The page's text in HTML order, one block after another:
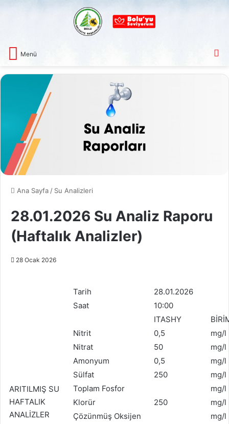
Menü
Ana Sayfa / Su Analizleri
28.01.2026 Su Analiz Raporu
(Haftalık Analizler)
28 Ocak 2026
ARITILMIŞ SU
HAFTALIK
ANALİZLER
Tarih
28.01.2026
Saat
10:00
ITASHY
Nitrit
0,5
mg/l
Nitrat
50
mg/l
Amonyum
0,5
mg/l
Sülfat
250
mg/l
Toplam Fosfor
mg/l
Klorür
250
mg/l
Çözünmüş Oksijen
mg/l